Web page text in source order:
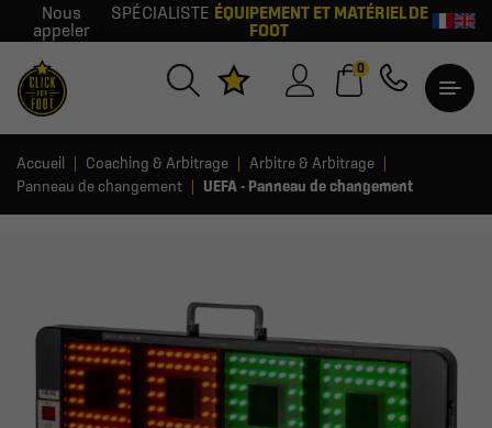
Nous
appeler
SPÉCIALISTE ÉQUIPEMENT ET MATÉRIEL DE
FOOT
0
Accueil Coaching & Arbitrage
Arbitre & Arbitrage
Panneau de changement
UEFA - Panneau de changement